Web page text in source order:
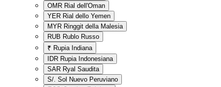
OMR Rial dell'Oman
YER Rial dello Yemen
MYR Ringgit della Malesia
RUB Rublo Russo
₹ Rupia Indiana
IDR Rupia Indonesiana
SAR Ryal Saudita
S/. Sol Nuevo Peruviano